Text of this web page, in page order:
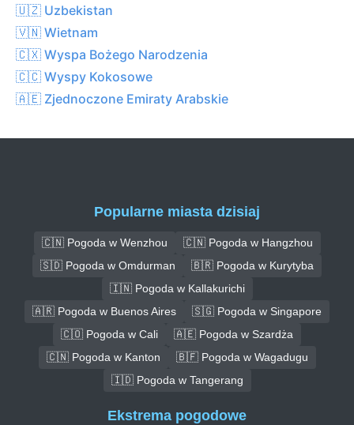
🇺🇿 Uzbekistan
🇻🇳 Wietnam
🇨🇽 Wyspa Bożego Narodzenia
🇨🇨 Wyspy Kokosowe
🇦🇪 Zjednoczone Emiraty Arabskie
Popularne miasta dzisiaj
🇨🇳 Pogoda w Wenzhou
🇨🇳 Pogoda w Hangzhou
🇸🇩 Pogoda w Omdurman
🇧🇷 Pogoda w Kurytyba
🇮🇳 Pogoda w Kallakurichi
🇦🇷 Pogoda w Buenos Aires
🇸🇬 Pogoda w Singapore
🇨🇴 Pogoda w Cali
🇦🇪 Pogoda w Szardża
🇨🇳 Pogoda w Kanton
🇧🇫 Pogoda w Wagadugu
🇮🇩 Pogoda w Tangerang
Ekstrema pogodowe